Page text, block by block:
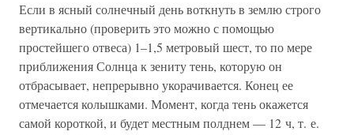
Если в ясный солнечный день воткнуть в землю строго
вертикально (проверить это можно с помощью
простейшего отвеса) 1–1,5 метровый шест, то по мере
приближения Солнца к зениту тень, которую он
отбрасывает, непрерывно укорачивается. Конец ее
отмечается колышками. Момент, когда тень окажется
самой короткой, и будет местным полднем — 12 ч, т. е.